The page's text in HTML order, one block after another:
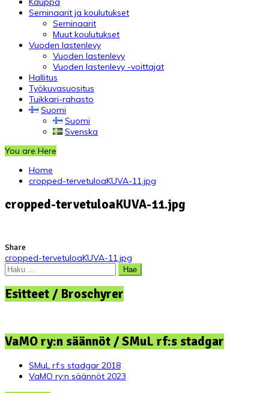
Seminaarit ja koulutukset
Seminaarit
Muut koulutukset
Vuoden lastenlevy
Vuoden lastenlevy
Vuoden lastenlevy -voittajat
Hallitus
Työkuvasuositus
Tuikkari-rahasto
Suomi
Suomi
Svenska
You are Here
Home
cropped-tervetuloaKUVA-11.jpg
cropped-tervetuloaKUVA-11.jpg
Share
Artikkelien
selaus
cropped-tervetuloaKUVA-11.jpg
Haku:
Esitteet / Broschyrer
VaMO ry:n säännöt / SMuL rf:s stadgar
SMuL rf:s stadgar 2018
VaMO ry:n säännöt 2023